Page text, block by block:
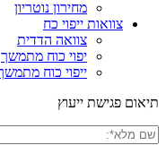
מחירון נוטריון
צוואות ייפוי כח
צוואה הדדית
יפוי כוח מתמשך
ייפוי כוח
תיאום פגישת ייעוץ